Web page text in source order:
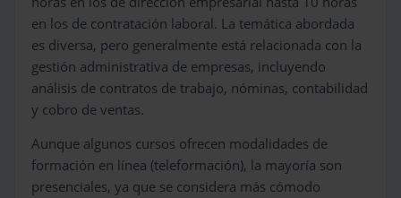
en los de contratación laboral. La temática abordada
es diversa, pero generalmente está relacionada con la
gestión administrativa de empresas, incluyendo
análisis de contratos de trabajo, nóminas, contabilidad
y cobro de ventas.
Aunque algunos cursos ofrecen modalidades de
formación en línea (teleformación), la mayoría son
presenciales, ya que se considera más cómodo